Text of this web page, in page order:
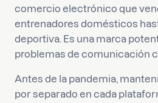
comercio electrónico que
entrenadores domésticos
deportiva. Es una marca
problemas de comunicación
Antes de la pandemia,
por separado en cada